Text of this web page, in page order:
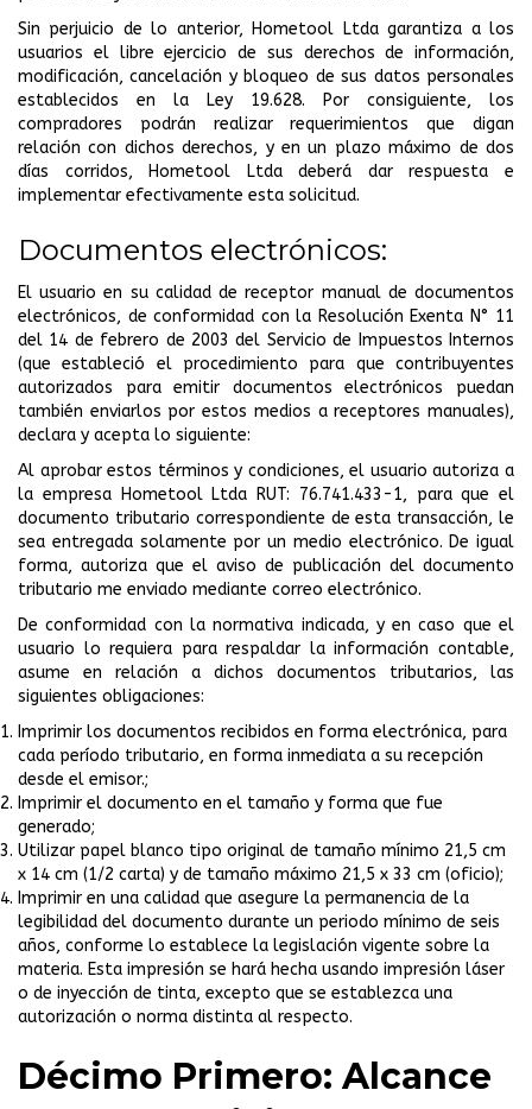
Sin perjuicio de lo anterior, Hometool Ltda garantiza a los
usuarios el libre ejercicio de sus derechos de información,
modificación, cancelación y bloqueo de sus datos personales
establecidos en la Ley 19.628. Por consiguiente, los
compradores podrán realizar requerimientos que digan
relación con dichos derechos, y en un plazo máximo de dos
días corridos, Hometool Ltda deberá dar respuesta e
implementar efectivamente esta solicitud.
Documentos electrónicos:
El usuario en su calidad de receptor manual de documentos
electrónicos, de conformidad con la Resolución Exenta N° 11
del 14 de febrero de 2003 del Servicio de Impuestos Internos
(que estableció el procedimiento para que contribuyentes
autorizados para emitir documentos electrónicos puedan
también enviarlos por estos medios a receptores manuales),
declara y acepta lo siguiente:
Al aprobar estos términos y condiciones, el usuario autoriza a
la empresa Hometool Ltda RUT: 76.741.433-1, para que el
documento tributario correspondiente de esta transacción, le
sea entregada solamente por un medio electrónico. De igual
forma, autoriza que el aviso de publicación del documento
tributario me enviado mediante correo electrónico.
De conformidad con la normativa indicada, y en caso que el
usuario lo requiera para respaldar la información contable,
asume en relación a dichos documentos tributarios, las
siguientes obligaciones:
Imprimir los documentos recibidos en forma electrónica, para
cada período tributario, en forma inmediata a su recepción
desde el emisor.;
Imprimir el documento en el tamaño y forma que fue
generado;
Utilizar papel blanco tipo original de tamaño mínimo 21,5 cm
x 14 cm (1/2 carta) y de tamaño máximo 21,5 x 33 cm (oficio);
Imprimir en una calidad que asegure la permanencia de la
legibilidad del documento durante un periodo mínimo de seis
años, conforme lo establece la legislación vigente sobre la
materia. Esta impresión se hará hecha usando impresión láser
o de inyección de tinta, excepto que se establezca una
autorización o norma distinta al respecto.
Décimo Primero: Alcance